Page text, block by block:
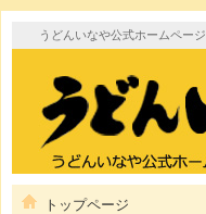
うどんいなや公式ホームページ
トップページ